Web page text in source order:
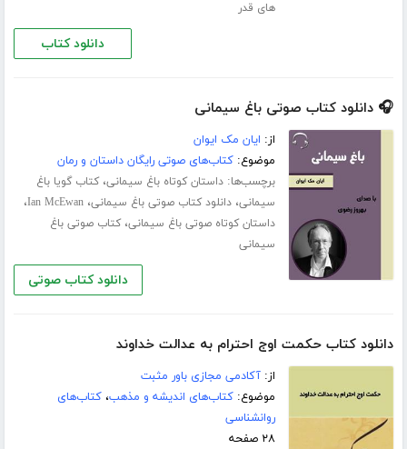
های قدر
دانلود کتاب
🎧 دانلود کتاب صوتی باغ سیمانی
از: ایان مک ایوان
موضوع:کتاب‌های صوتی رایگان داستان و رمان
برچسب‌ها:داستان کوتاه باغ سیمانی،کتاب گویا باغ
سیمانی،دانلود کتاب صوتی باغ سیمانی،Ian McEwan،
داستان کوتاه صوتی باغ سیمانی،کتاب صوتی باغ
سیمانی
دانلود کتاب صوتی
دانلود کتاب حکمت اوج احترام به عدالت خداوند
از:آکادمی مجازی باور مثبت
موضوع:کتاب‌های اندیشه و مذهب،کتاب‌های
روانشناسی
۲۸ صفحه